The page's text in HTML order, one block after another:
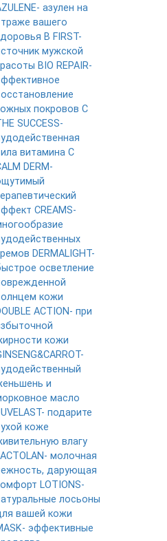
азулен на
вашего
B FIRST-
мужской
BIO REPAIR-
покровов C
SUCCESS-
витамина C
DERM-
CREAMS-
DERMALIGHT-
осветление
кожи
ACTION- при
кожи
и
масло
подарите
коже
влагу
молочная
дарующая
LOTIONS-
лосьоны
вашей кожи
эффективные